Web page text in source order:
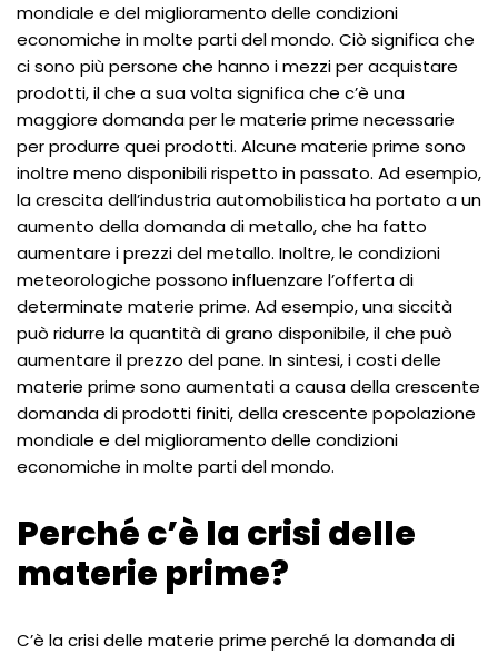
mondiale e del miglioramento delle condizioni
economiche in molte parti del mondo. Ciò significa che
ci sono più persone che hanno i mezzi per acquistare
prodotti, il che a sua volta significa che c’è una
maggiore domanda per le materie prime necessarie
per produrre quei prodotti. Alcune materie prime sono
inoltre meno disponibili rispetto in passato. Ad esempio,
la crescita dell’industria automobilistica ha portato a un
aumento della domanda di metallo, che ha fatto
aumentare i prezzi del metallo. Inoltre, le condizioni
meteorologiche possono influenzare l’offerta di
determinate materie prime. Ad esempio, una siccità
può ridurre la quantità di grano disponibile, il che può
aumentare il prezzo del pane. In sintesi, i costi delle
materie prime sono aumentati a causa della crescente
domanda di prodotti finiti, della crescente popolazione
mondiale e del miglioramento delle condizioni
economiche in molte parti del mondo.
Perché c’è la crisi delle
materie prime?
C’è la crisi delle materie prime perché la domanda di